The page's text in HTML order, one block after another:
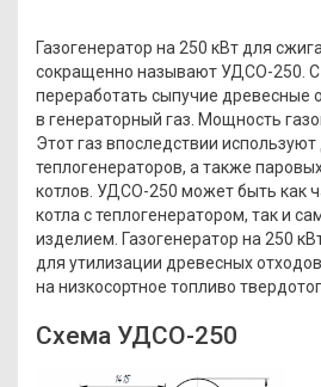
Газогенератор на 250 кВт для
сокращенно называют УДСО-250.
переработать сыпучие древесные
в генераторный газ. Мощность
Этот газ впоследствии
теплогенераторов, а также
котлов. УДСО-250 может быть как
котла с теплогенератором, так и
изделием. Газогенератор на 250
для утилизации древесных
на низкосортное топливо
Схема УДСО-250